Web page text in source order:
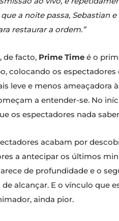
a noite passa, Sebastian
restaurar a ordem.”
de facto, Prime Time é o
colocando os
leve e menos
a entender-se. No
os espectadores nada
acabam por
a antecipar os últimos
de profundidade e o
alcançar. E o vínculo que
ainda pior.